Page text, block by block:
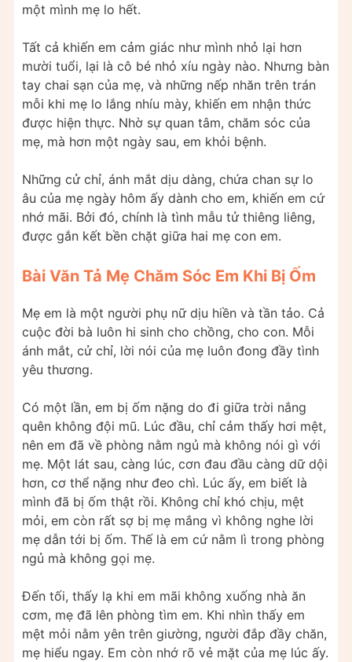
một mình mẹ lo hết.
Tất cả khiến em cảm giác như mình nhỏ lại hơn
mười tuổi, lại là cô bé nhỏ xíu ngày nào. Nhưng bàn
tay chai sạn của mẹ, và những nếp nhăn trên trán
mỗi khi mẹ lo lắng nhíu mày, khiến em nhận thức
được hiện thực. Nhờ sự quan tâm, chăm sóc của
mẹ, mà hơn một ngày sau, em khỏi bệnh.
Những cử chỉ, ánh mắt dịu dàng, chứa chan sự lo
âu của mẹ ngày hôm ấy dành cho em, khiến em cứ
nhớ mãi. Bởi đó, chính là tình mẫu tử thiêng liêng,
được gắn kết bền chặt giữa hai mẹ con em.
Bài Văn Tả Mẹ Chăm Sóc Em Khi Bị Ốm
Mẹ em là một người phụ nữ dịu hiền và tần tảo. Cả
cuộc đời bà luôn hi sinh cho chồng, cho con. Mỗi
ánh mắt, cử chỉ, lời nói của mẹ luôn đong đầy tình
yêu thương.
Có một lần, em bị ốm nặng do đi giữa trời nắng
quên không đội mũ. Lúc đầu, chỉ cảm thấy hơi mệt,
nên em đã về phòng nằm ngủ mà không nói gì với
mẹ. Một lát sau, càng lúc, cơn đau đầu càng dữ dội
hơn, cơ thể nặng như đeo chì. Lúc ấy, em biết là
mình đã bị ốm thật rồi. Không chỉ khó chịu, mệt
mỏi, em còn rất sợ bị mẹ mắng vì không nghe lời
mẹ dẫn tới bị ốm. Thế là em cứ nằm lì trong phòng
ngủ mà không gọi mẹ.
Đến tối, thấy lạ khi em mãi không xuống nhà ăn
cơm, mẹ đã lên phòng tìm em. Khi nhìn thấy em
mệt mỏi nằm yên trên giường, người đắp đầy chăn,
mẹ hiểu ngay. Em còn nhớ rõ vẻ mặt của mẹ lúc ấy.